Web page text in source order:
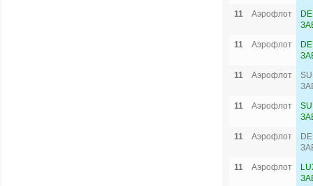
11
Аэрофлот
11
Аэрофлот
11
Аэрофлот
11
Аэрофлот
11
Аэрофлот
11
Аэрофлот